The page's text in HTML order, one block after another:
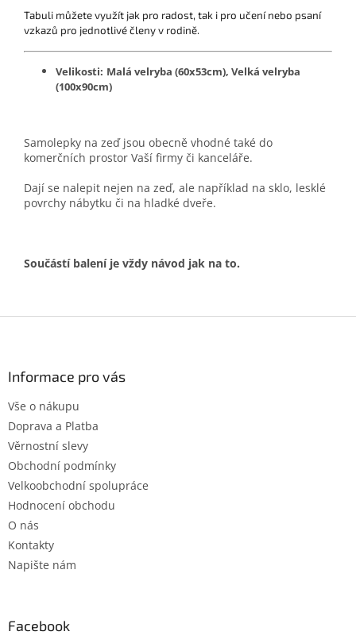
Tabuli můžete využít jak pro radost, tak i pro učení nebo psaní
vzkazů pro jednotlivé členy v rodině.
Velikosti: Malá velryba (60x53cm), Velká velryba
(100x90cm)
Samolepky na zeď jsou obecně vhodné také do
komerčních prostor Vaší firmy či kanceláře.
Dají se nalepit nejen na zeď, ale například na sklo, lesklé
povrchy nábytku či na hladké dveře.
Součástí balení je vždy návod jak na to.
Informace pro vás
Vše o nákupu
Doprava a Platba
Věrnostní slevy
Obchodní podmínky
Velkoobchodní spolupráce
Hodnocení obchodu
O nás
Kontakty
Napište nám
Facebook